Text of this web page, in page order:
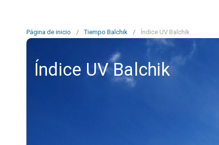
Página de inicio / Tiempo Balchik / Índice UV Balchik
Índice UV Balchik